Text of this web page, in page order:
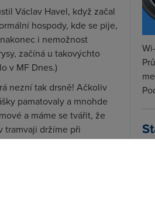
Václav Havel, když začal
hospody, kde se pije,
i nemožnost
začíná u takovýchto
v MF Dnes.)
nezní tak drsně! Ačkoliv
pamatovaly a mnohde
a máme se tvářit, že
tramvaji držíme při
schopnostmi“.
The Official Politically
na internetu pod